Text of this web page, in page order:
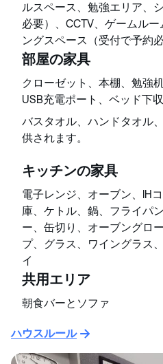
ルスペース、勉強エリア、
必要）、CCTV、ゲームル
ングスペース（受付で予約必
部屋の家具
クローゼット、本棚、勉強
USB充電ポート、ベッド下
バスタオル、ハンドタオル
供されます。
キッチンの家具
電子レンジ、オーブン、IH
庫、ケトル、鍋、フライパ
ー、缶切り、オーブングロ
プ、グラス、ワイングラス
イ
共用エリア
朝食バーとソファ
ハウスルール